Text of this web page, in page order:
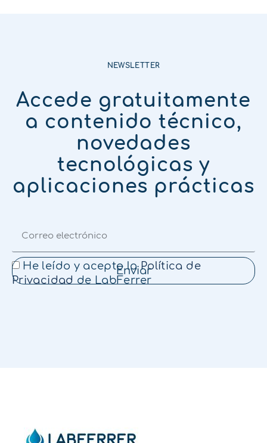
NEWSLETTER
Accede gratuitamente
a contenido técnico,
novedades
tecnológicas y
aplicaciones prácticas
He leído y acepto laPolítica de
Privacidad de LabFerrer
Enviar